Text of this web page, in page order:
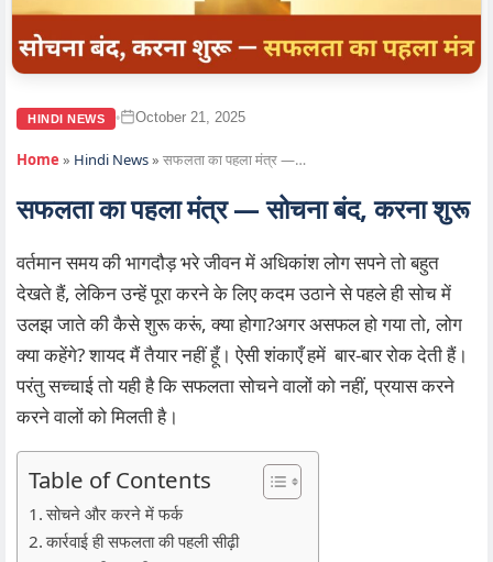
HINDI NEWS • October 21, 2025
Home » Hindi News» सफलता का पहला मंत्र —…
सफलता का पहला मंत्र — सोचना बंद, करना शुरू
वर्तमान समय की भागदौड़ भरे जीवन में अधिकांश लोग सपने तो बहुत
देखते हैं, लेकिन उन्हें पूरा करने के लिए कदम उठाने से पहले ही सोच में
उलझ जाते की कैसे शुरू करूं, क्या होगा?अगर असफल हो गया तो, लोग
क्या कहेंगे? शायद मैं तैयार नहीं हूँ। ऐसी शंकाएँ हमें बार-बार रोक देती हैं।
परंतु सच्चाई तो यही है कि सफलता सोचने वालों को नहीं, प्रयास करने
करने वालों को मिलती है।
Table of Contents
सोचने और करने में फर्क
कार्रवाई ही सफलता की पहली सीढ़ी